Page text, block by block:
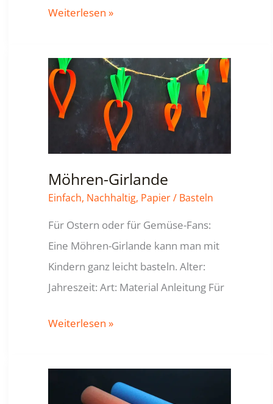
Laserschwert
wie
Star
Wars
Weiterlesen »
Möhren-Girlande
Einfach, Nachhaltig, Papier/ Basteln
Für Ostern oder für Gemüse-Fans:
Eine Möhren-Girlande kann man mit
Kindern ganz leicht basteln. Alter:
Jahreszeit: Art: Material Anleitung Für
Möhren-
Weiterlesen »